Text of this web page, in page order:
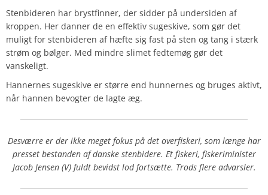
Stenbideren har brystfinner, der sidder på undersiden af
kroppen. Her danner de en effektiv sugeskive, som gør det
muligt for stenbideren af hæfte sig fast på sten og tang i stærk
strøm og bølger. Med mindre slimet fedtemøg gør det
vanskeligt.
Hannernes sugeskive er større end hunnernes og bruges aktivt,
når hannen bevogter de lagte æg.
Desværre er der ikke meget fokus på det overfiskeri, som længe har
presset bestanden af danske stenbidere. Et fiskeri, fiskeriminister
Jacob Jensen (V) fuldt bevidst lod fortsætte. Trods flere advarsler.